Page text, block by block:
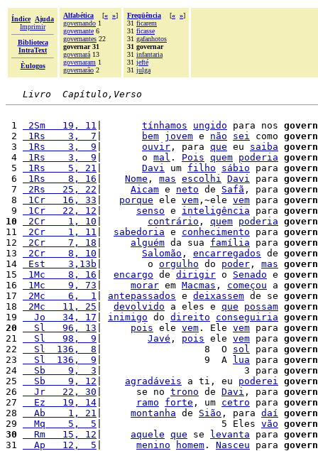
Índice
Ajuda
Imprimir
Biblioteca
IntraText
Èulogos
Alfabética [« »]
governando 1
governante 6
governantes 22
governar 31
governará 13
governaram 1
governarão 2
Freqüência [« »]
31 ficarem
31 ficasse
31 gafanhotos
31 governar
31 infantaria
31 jefté
31 julga
Livro  Capítulo,Verso
1 2Sm   19, 11 tínhamos ungido para nos
2
1Rs    3,  7 bem jovem e não sei como
3
1Rs    3,  9 ouvir , para que eu saiba
4
1Rs    3,  9 |       o mal . Pois quem poderia
5
1Rs    5, 21 Davi um filho sábio para
6
1Rs    8, 16 Nome , mas escolhi Davi para
7
2Rs   25, 22 Aicam e neto de Safã , para
8
1Cr   16, 33 porque ele vem ,~ele vem para
9
1Cr   22, 12 senso e inteligência para
10
2Cr    1, 10 contrário , quem poderia
11
2Cr    1, 11 sabedoria e conhecimento para
12
2Cr    7, 18 alguém da sua família para
13
2Cr    8, 10 Salomão , encarregados de
14
Est    3,13b |        o orgulho do poder , mas
15
1Mc    8, 16 encargo de dirigir o Senado e
16
1Mc    9, 73 morar em Macmas , começou a
17
2Mc    6,  1 antepassados e deixassem de se
18
2Mc   11, 25 devolvido a eles e que possam
19
  Jo   34, 17
inimigo do direito conseguiria
20
  Sl   96, 13
pois ele vem . Ele vem para
21
  Sl   98,  9
Javé , pois ele vem para
22
  Sl  136,  8
|                  8  O sol para
23
  Sl  136,  9
|                  9  A lua para
24
  Sb    9,  3
|                         3 para
25
  Sb    9, 12
agradáveis a ti, eu poderei
26
  Jr   22, 30
|      se no trono de Davi , para
27
  Ez   19, 14
ramo forte , um cetro para
28
  Ab    1, 21
montanha de Sião , para daí
29
  Mq    5,  5
|                     5 Eles vão
30
  Rm   15, 12
aquele que se levanta para
31
  Ap   12,  5
menino homem . Nasceu para